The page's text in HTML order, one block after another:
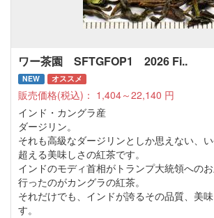
ワー茶園 SFTGFOP1 2026 Fi..
NEW オススメ
販売価格(税込)： 1,404～22,140 円
インド・カングラ産
ダージリン。
それも高級なダージリンとしか思えない、
超える美味しさの紅茶です。
インドのモディ首相がトランプ大統領への
行ったのがカングラの紅茶。
それだけでも、インドが誇るその品質、美
す。